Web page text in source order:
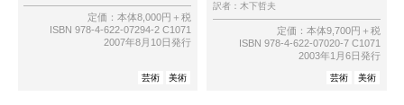
定価：本体8,000円＋税
ISBN 978-4-622-07294-2 C1071
2007年8月10日発行
芸術 美術
訳者： 木下哲夫
定価：本体9,700円＋税
ISBN 978-4-622-07020-7 C1071
2003年1月6日発行
芸術 美術